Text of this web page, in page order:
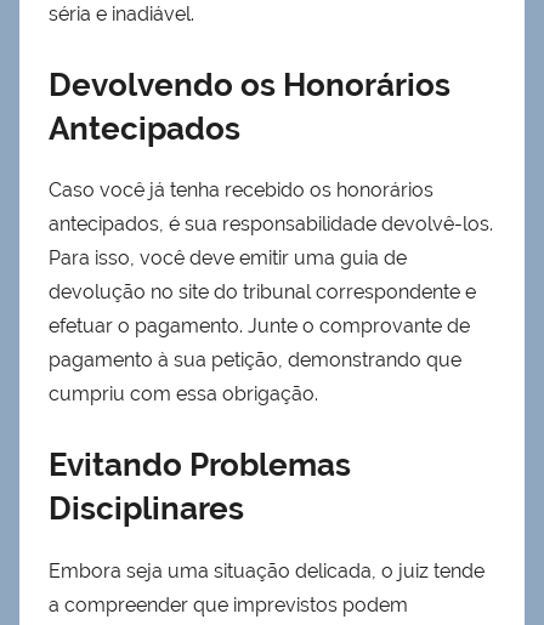
séria e inadiável.
Devolvendo os Honorários
Antecipados
Caso você já tenha recebido os honorários
antecipados, é sua responsabilidade devolvê-los.
Para isso, você deve emitir uma guia de
devolução no site do tribunal correspondente e
efetuar o pagamento. Junte o comprovante de
pagamento à sua petição, demonstrando que
cumpriu com essa obrigação.
Evitando Problemas
Disciplinares
Embora seja uma situação delicada, o juiz tende
a compreender que imprevistos podem